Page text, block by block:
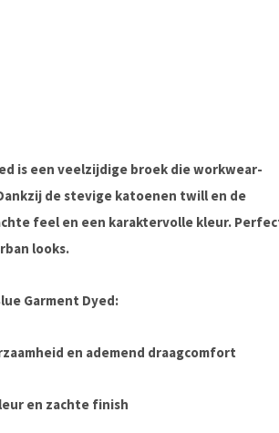
is een veelzijdige broek die workwear-
de stevige katoenen twill en de
feel en een karaktervolle kleur.
looks.
Garment Dyed:
en ademend draagcomfort
en zachte finish